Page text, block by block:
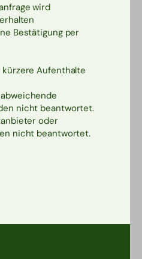
wird
Bestätigung per
Aufenthalte
nicht beantwortet.
oder
nicht beantwortet.